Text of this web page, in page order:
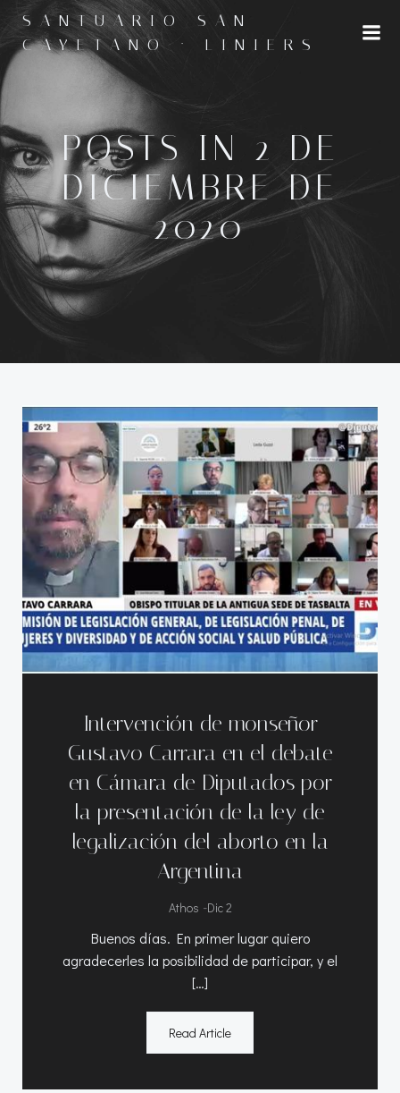
al
contenido
SANTUARIO SAN
CAYETANO · LINIERS
POSTS IN 2 DE
DICIEMBRE DE
2020
Intervención de monseñor
Gustavo Carrara en el debate
en Cámara de Diputados por
la presentación de la ley de
legalización del aborto en la
Argentina
Athos -Dic 2
Buenos días. En primer lugar quiero
agradecerles la posibilidad de participar, y el
[…]
Read Article